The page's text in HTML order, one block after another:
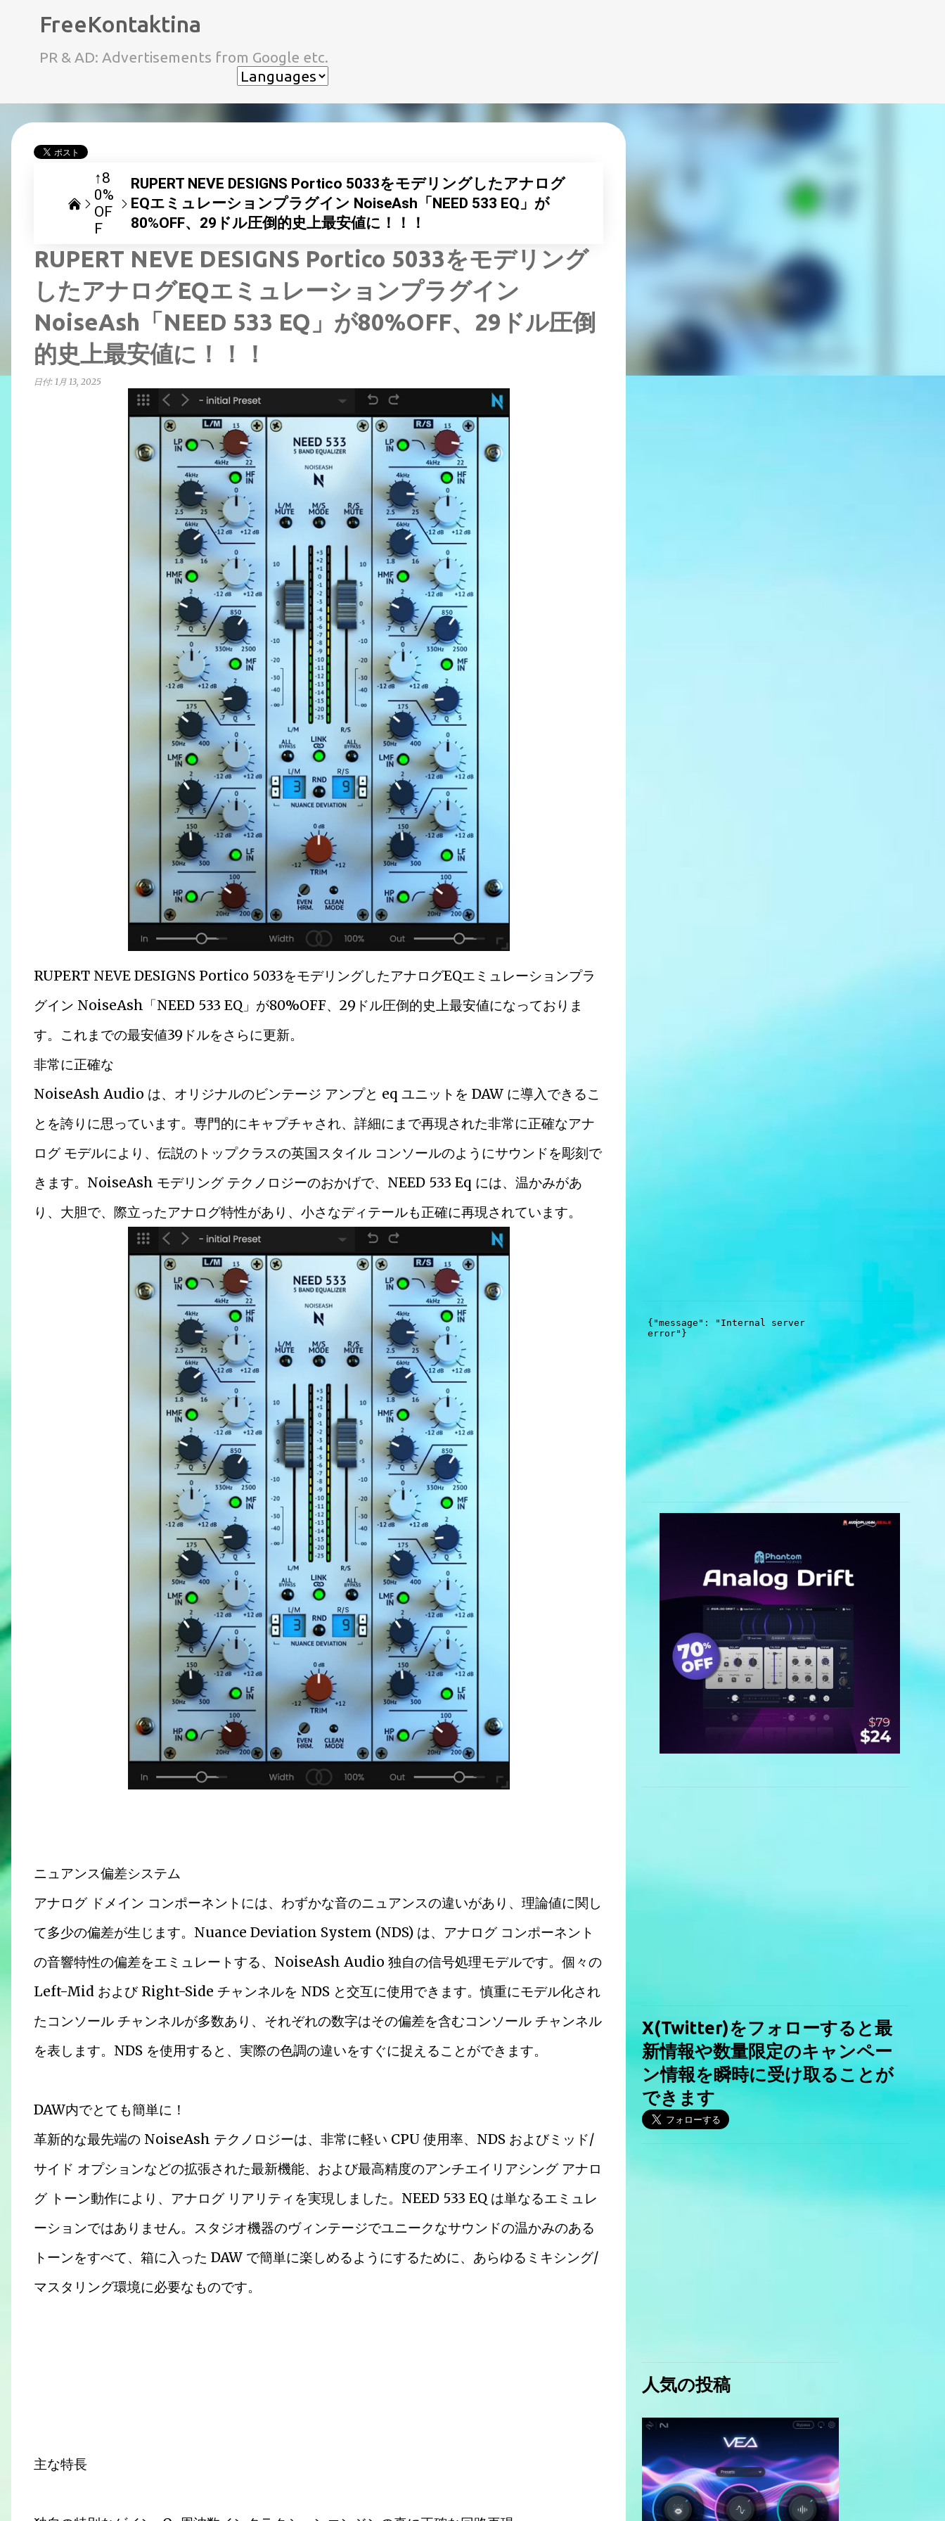
FreeKontaktina
PR & AD: Advertisements from Google etc.
↑8
0%
OF
F
RUPERT NEVE DESIGNS Portico 5033をモデリングしたアナログ
EQエミュレーションプラグイン NoiseAsh「NEED 533 EQ」が
80%OFF、29ドル圧倒的史上最安値に！！！
RUPERT NEVE DESIGNS Portico 5033をモデリング
したアナログEQエミュレーションプラグイン
NoiseAsh「NEED 533 EQ」が80%OFF、29ドル圧倒
的史上最安値に！！！
日付: 1月 13, 2025
RUPERT NEVE DESIGNS Portico 5033をモデリングしたアナログEQエミュレーションプラ
グイン NoiseAsh「NEED 533 EQ」が80%OFF、29ドル圧倒的史上最安値になっておりま
す。これまでの最安値39ドルをさらに更新。
非常に正確な
NoiseAsh Audio は、オリジナルのビンテージ アンプと eq ユニットを DAW に導入できるこ
とを誇りに思っています。専門的にキャプチャされ、詳細にまで再現された非常に正確なアナ
ログ モデルにより、伝説のトップクラスの英国スタイル コンソールのようにサウンドを彫刻で
きます。NoiseAsh モデリング テクノロジーのおかげで、NEED 533 Eq には、温かみがあ
り、大胆で、際立ったアナログ特性があり、小さなディテールも正確に再現されています。
ニュアンス偏差システム
アナログ ドメイン コンポーネントには、わずかな音のニュアンスの違いがあり、理論値に関し
て多少の偏差が生じます。Nuance Deviation System (NDS) は、アナログ コンポーネント
の音響特性の偏差をエミュレートする、NoiseAsh Audio 独自の信号処理モデルです。個々の
Left-Mid および Right-Side チャンネルを NDS と交互に使用できます。慎重にモデル化され
たコンソール チャンネルが多数あり、それぞれの数字はその偏差を含むコンソール チャンネル
を表します。NDS を使用すると、実際の色調の違いをすぐに捉えることができます。
DAW内でとても簡単に！
革新的な最先端の NoiseAsh テクノロジーは、非常に軽い CPU 使用率、NDS およびミッド/
サイド オプションなどの拡張された最新機能、および最高精度のアンチエイリアシング アナロ
グ トーン動作により、アナログ リアリティを実現しました。NEED 533 EQ は単なるエミュレ
ーションではありません。スタジオ機器のヴィンテージでユニークなサウンドの温かみのある
トーンをすべて、箱に入った DAW で簡単に楽しめるようにするために、あらゆるミキシング/
マスタリング環境に必要なものです。
主な特長
X(Twitter)をフォローすると最
新情報や数量限定のキャンペー
ン情報を瞬時に受け取ることが
できます
人気の投稿